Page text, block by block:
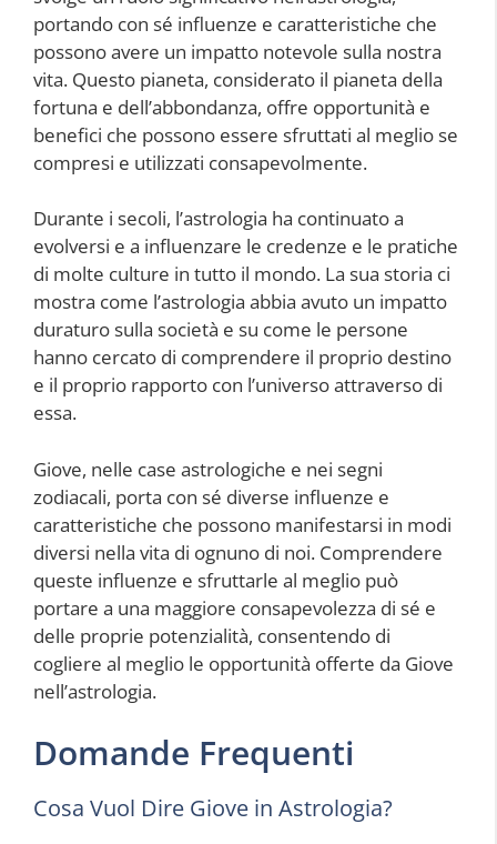
portando con sé influenze e caratteristiche che
possono avere un impatto notevole sulla nostra
vita. Questo pianeta, considerato il pianeta della
fortuna e dell’abbondanza, offre opportunità e
benefici che possono essere sfruttati al meglio se
compresi e utilizzati consapevolmente.
Durante i secoli, l’astrologia ha continuato a
evolversi e a influenzare le credenze e le pratiche
di molte culture in tutto il mondo. La sua storia ci
mostra come l’astrologia abbia avuto un impatto
duraturo sulla società e su come le persone
hanno cercato di comprendere il proprio destino
e il proprio rapporto con l’universo attraverso di
essa.
Giove, nelle case astrologiche e nei segni
zodiacali, porta con sé diverse influenze e
caratteristiche che possono manifestarsi in modi
diversi nella vita di ognuno di noi. Comprendere
queste influenze e sfruttarle al meglio può
portare a una maggiore consapevolezza di sé e
delle proprie potenzialità, consentendo di
cogliere al meglio le opportunità offerte da Giove
nell’astrologia.
Domande Frequenti
Cosa Vuol Dire Giove in Astrologia?